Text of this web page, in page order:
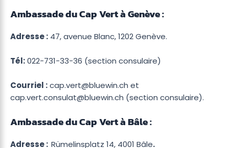
Ambassade du Cap Vert à Genève :
Adresse : 47, avenue Blanc, 1202 Genève.
Tél:022-731-33-36 (section consulaire)
Courriel :cap.vert@bluewin.ch et
cap.vert.consulat@bluewin.ch (section consulaire).
Ambassade du Cap Vert à Bâle :
Adresse : Rümelinsplatz 14, 4001 Bâle.